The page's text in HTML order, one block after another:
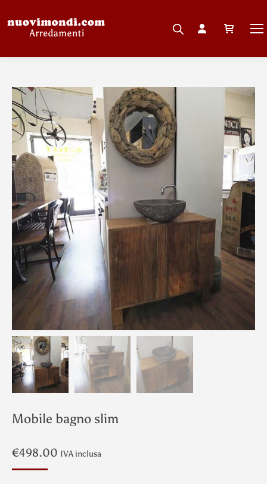
Mobile bagno slim
€498.00 IVA inclusa